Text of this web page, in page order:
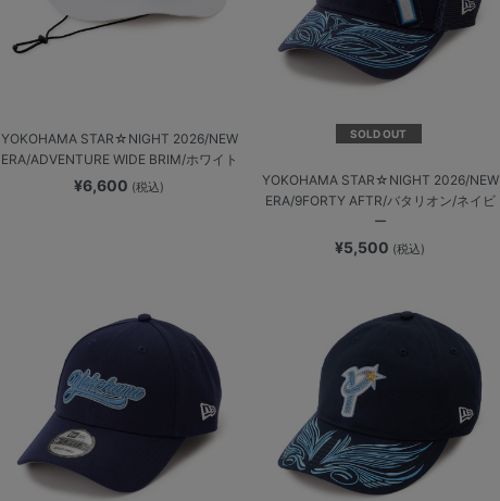
YOKOHAMA STAR☆NIGHT 2026/NEW
ERA/ADVENTURE WIDE BRIM/ホワイト
¥6,600 (税込)
SOLD OUT
YOKOHAMA STAR☆NIGHT 2026/NEW
ERA/9FORTY AFTR/バタリオン/ネイビ
ー
¥5,500 (税込)